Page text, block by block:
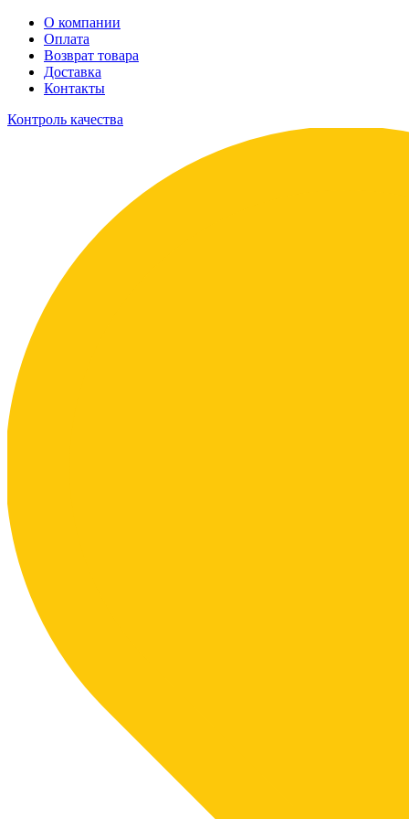
О компании
Оплата
Возврат товара
Доставка
Контакты
Контроль качества